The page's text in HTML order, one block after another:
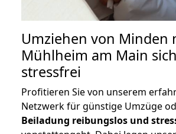
Umziehen von Minden
Mühlheim am Main
stressfrei
Profitieren Sie von unserem
Netzwerk für günstige Umzüge
Beiladung reibungslos und